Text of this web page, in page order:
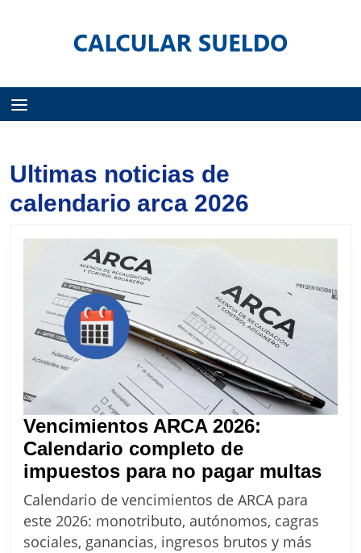
Ultimas noticias de
calendario arca 2026
Vencimientos ARCA 2026:
Calendario completo de
impuestos para no pagar multas
Calendario de vencimientos de ARCA para
este 2026: monotributo, autónomos, cagras
sociales, ganancias, ingresos brutos y más